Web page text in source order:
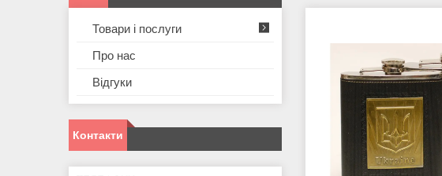
Товари і послуги
Про нас
Відгуки
Контакти